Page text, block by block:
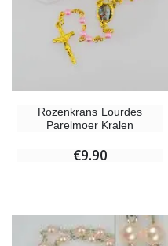
Rozenkrans Lourdes
Parelmoer Kralen
€9.90